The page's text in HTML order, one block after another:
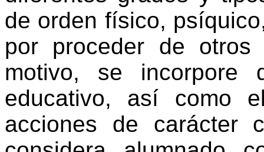
de orden físico,
por proceder de
motivo, se incorpore
educativo, así como
acciones de carácter